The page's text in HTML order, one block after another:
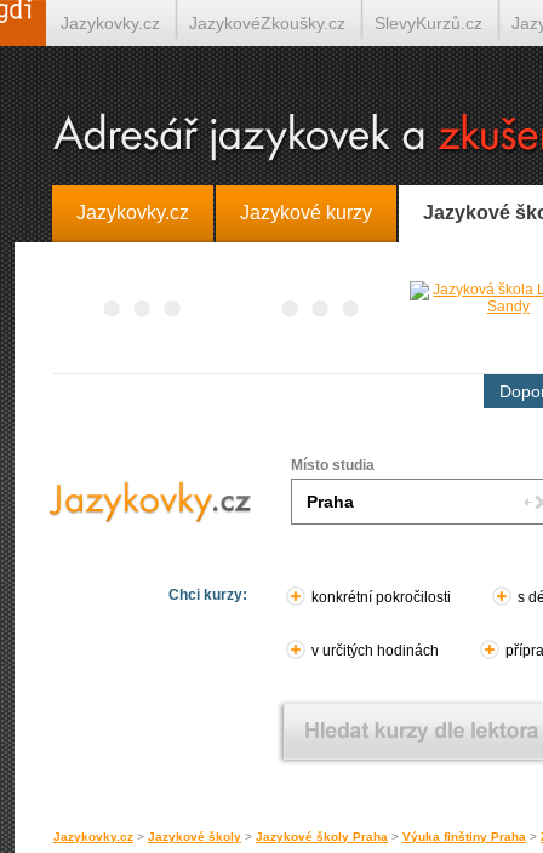
Jazykovky.cz Jazykové kurzy Jazykové
Místo studia
Chci kurzy: konkrétní pokročilosti s
v určitých hodinách
Jazykovky.cz > Jazykové školy > Jazykové školy Praha > Výuka finštiny Praha >
Jazykovky.cz JazykovéZkoušky.cz SlevyKurzů.cz
Španělština on-line Italština on-line Tlumočení-